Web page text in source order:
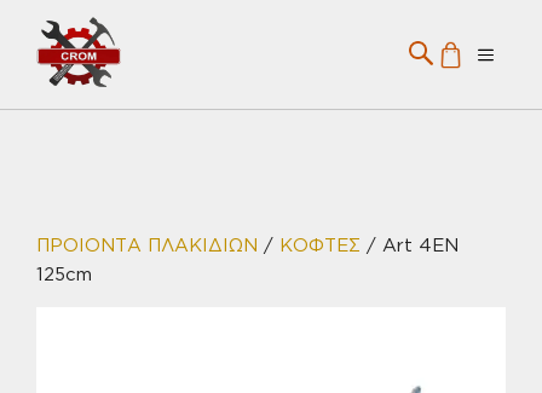
Μετάβαση
περιεχόμενο
Menu
ΠΡΟΙΟΝΤΑ ΠΛΑΚΙΔΙΩΝ / ΚΟΦΤΕΣ / Art 4EN
125cm